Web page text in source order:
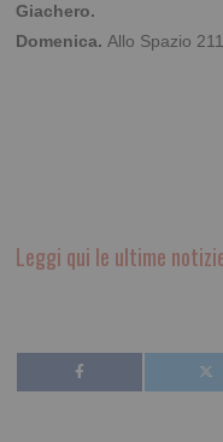
Giachero.
Domenica.Allo Spazio
Leggi qui le ultime